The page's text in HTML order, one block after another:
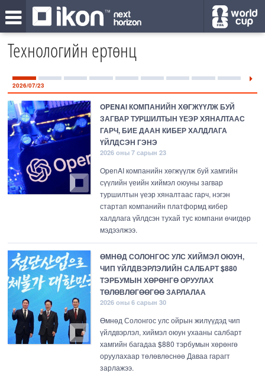
Технологийн ертөнц
2026/07/23
OPENAI КОМПАНИЙН ХӨГЖҮҮЛЖ БУЙ
ЗАГВАР ТУРШИЛТЫН ҮЕЭР ХЯНАЛТААС
ГАРЧ, БИЕ ДААН КИБЕР ХАЛДЛАГА
ҮЙЛДСЭН ГЭНЭ
2026 оны 7 сарын 23
OpenAI компанийн хөгжүүлж буй хамгийн
сүүлийн үеийн хиймэл оюуны загвар
туршилтын үеэр хяналтаас гарч, нэгэн
стартап компанийн платформд кибер
халдлага үйлдсэн тухай тус компани өчигдөр
мэдээлжээ.
ӨМНӨД СОЛОНГОС УЛС ХИЙМЭЛ ОЮУН,
ЧИП ҮЙЛДВЭРЛЭЛИЙН САЛБАРТ $880
ТЭРБУМЫН ХӨРӨНГӨ ОРУУЛАХ
ТӨЛӨВЛӨГӨӨГӨӨ ЗАРЛАЛАА
2026 оны 6 сарын 30
Өмнөд Солонгос улс ойрын жилүүдэд чип
үйлдвэрлэл, хиймэл оюун ухааны салбарт
хамгийн багадаа $880 тэрбумын хөрөнгө
оруулахаар төлөвлөснөө Даваа гарагт
зарлажээ.